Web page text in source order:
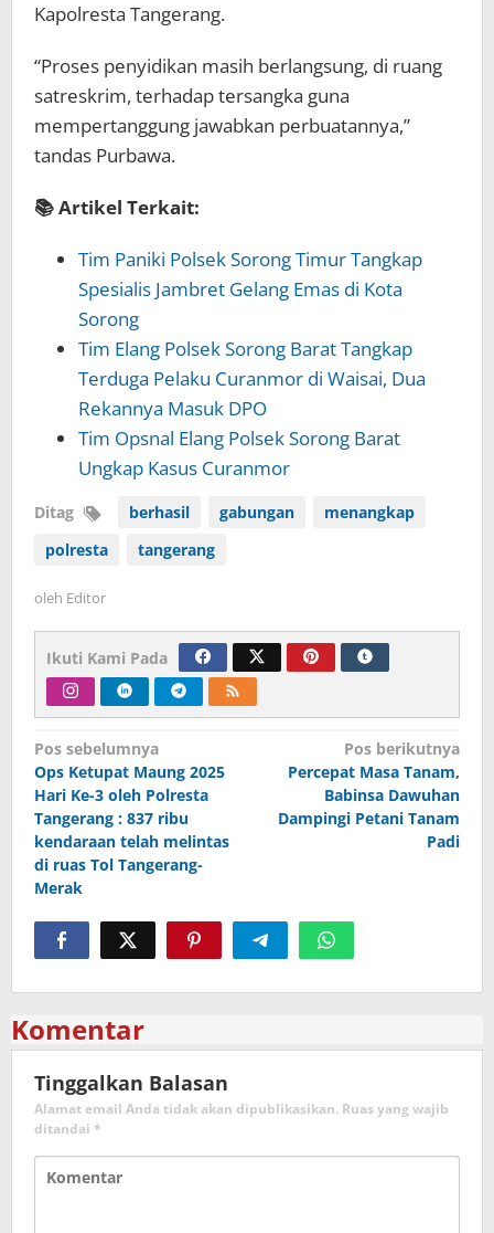
Kapolresta Tangerang.
“Proses penyidikan masih berlangsung, di ruang
satreskrim, terhadap tersangka guna
mempertanggung jawabkan perbuatannya,”
tandas Purbawa.
📚 Artikel Terkait:
Tim Paniki Polsek Sorong Timur Tangkap
Spesialis Jambret Gelang Emas di Kota
Sorong
Tim Elang Polsek Sorong Barat Tangkap
Terduga Pelaku Curanmor di Waisai, Dua
Rekannya Masuk DPO
Tim Opsnal Elang Polsek Sorong Barat
Ungkap Kasus Curanmor
Ditag berhasil gabungan
menangkap
polresta
tangerang
oleh Editor
Ikuti Kami Pada
Navigasi
pos
Pos sebelumnya
Ops Ketupat Maung 2025
Hari Ke-3 oleh Polresta
Tangerang : 837 ribu
kendaraan telah melintas
di ruas Tol Tangerang-
Merak
Pos berikutnya
Percepat Masa Tanam,
Babinsa Dawuhan
Dampingi Petani Tanam
Padi
Komentar
Tinggalkan Balasan
Alamat email Anda tidak akan dipublikasikan. Ruas yang wajib
ditandai *